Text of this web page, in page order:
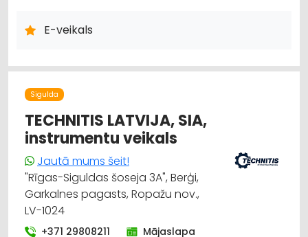
E-veikals
Sigulda
TECHNITIS LATVIJA, SIA,
instrumentu veikals
Jautā mums šeit!
"Rīgas-Siguldas šoseja 3A", Berģi,
Garkalnes pagasts, Ropažu nov.,
LV-1024
+371 29808211 Mājaslapa